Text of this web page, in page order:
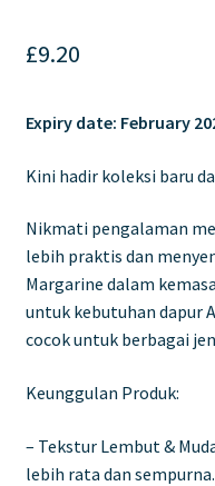
£9.20
Expiry date: February
Kini hadir koleksi baru
Nikmati pengalaman
lebih praktis dan
Margarine dalam
untuk kebutuhan dapur
cocok untuk berbagai
Keunggulan Produk:
– Tekstur Lembut &
lebih rata dan sempurna.